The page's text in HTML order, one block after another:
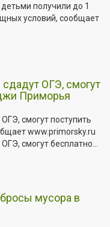
получили до 1
условий, сообщает
ОГЭ, смогут
Приморья
смогут поступить
www.primorsky.ru
смогут бесплатно...
мусора в